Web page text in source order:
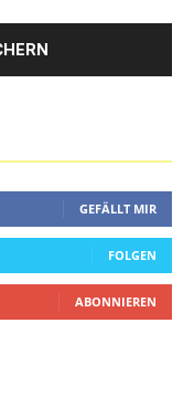
GEFÄLLT MIR
FOLGEN
ABONNIEREN